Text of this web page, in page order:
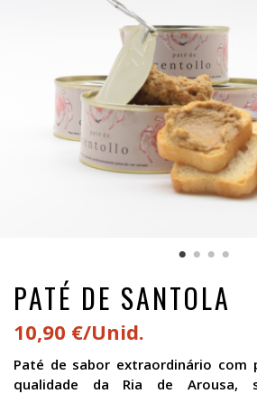
PATÉ DE SANTOLA
10,90 €/Unid.
Paté de sabor extraordinário com
qualidade da Ria de Arousa,